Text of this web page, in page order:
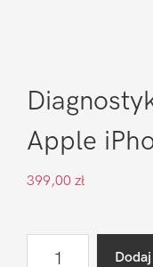
Apple
399,00 zł